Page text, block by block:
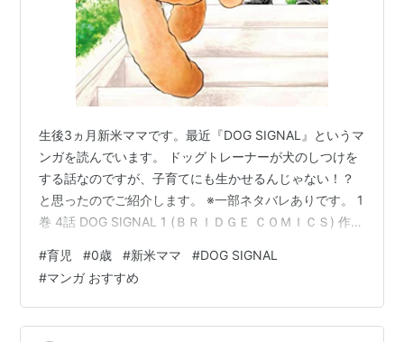
生後3ヵ月新米ママです。最近『DOG SIGNAL』というマ
ンガを読んでいます。 ドッグトレーナーが犬のしつけを
する話なのですが、子育てにも生かせるんじゃない！？
と思ったのでご紹介します。 ※一部ネタバレありです。 1
巻 4話 DOG SIGNAL 1 (ＢＲＩＤＧＥ ＣＯＭＩＣＳ) 作
ているボーダーコリーのエピソード。お母さん、お父さ
ん、高校生の娘がいますが、散歩や餌をあげるなどのお
世話はお母さんしかしない。吠えるのを注意するお母さ
んに対して、犬はやんちゃなくらいがいいと言ってダメ
#育児 #0歳 #新米ママ #DOG SIGNAL
#マンガ おすすめ